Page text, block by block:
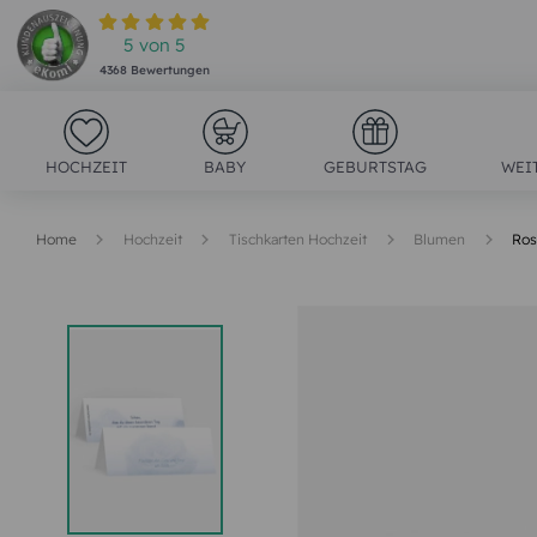
5 von 5
4368Bewertungen
HOCHZEIT BABY GEBURTSTAG
Home Hochzeit Tischkarten Hochzeit Blumen